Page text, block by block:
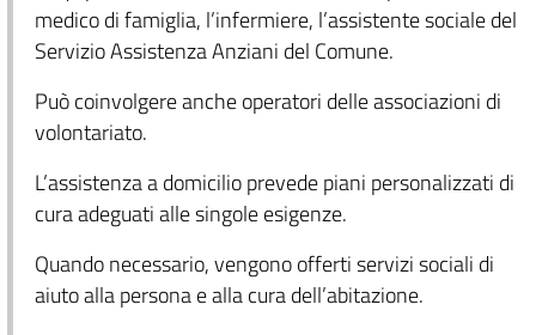
medico di famiglia, l’infermiere, l’assistente sociale del
Servizio Assistenza Anziani del Comune.
Può coinvolgere anche operatori delle associazioni di
volontariato.
L’assistenza a domicilio prevede piani personalizzati di
cura adeguati alle singole esigenze.
Quando necessario, vengono offerti servizi sociali di
aiuto alla persona e alla cura dell’abitazione.